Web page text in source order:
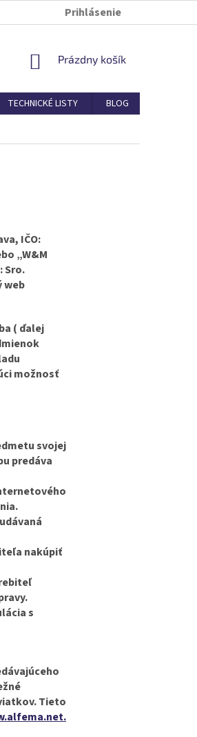
A VRÁTENIE TOVARU TECHNICKÉ
Prihlásenie
NÁKUPNÝ
Prázdny košík
TECHNICKÉ LISTY BLOG
IČO:
„W&M
Sro.
web
( ďalej
možnosť
svojej
predáva
nakúpiť
s
Tieto